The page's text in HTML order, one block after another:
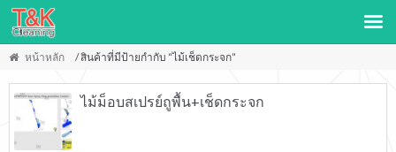
หน้าหลัก / สินค้าที่มีป้ายกำกับ “ไม้เช็ดกระจก”
ไม้ม็อบสเปรย์ถูพื้น+เช็ดกระจก